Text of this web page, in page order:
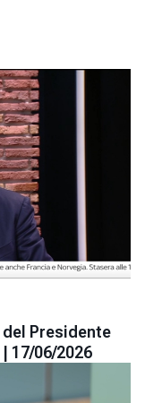
Presidente
17/06/2026